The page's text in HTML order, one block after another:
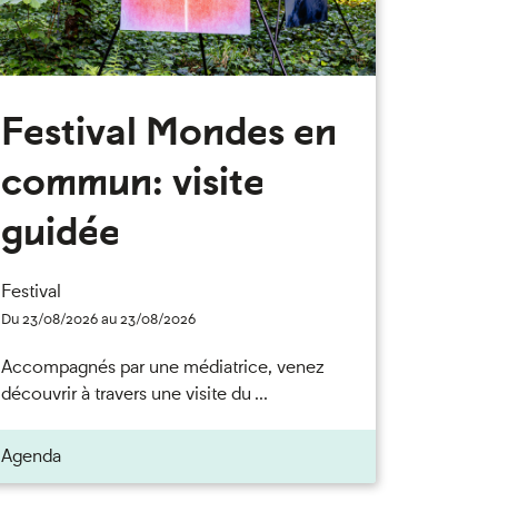
Festival Mondes en
commun: visite
guidée
Festival
Du 23/08/2026 au 23/08/2026
Accompagnés par une médiatrice, venez
découvrir à travers une visite du ...
Agenda